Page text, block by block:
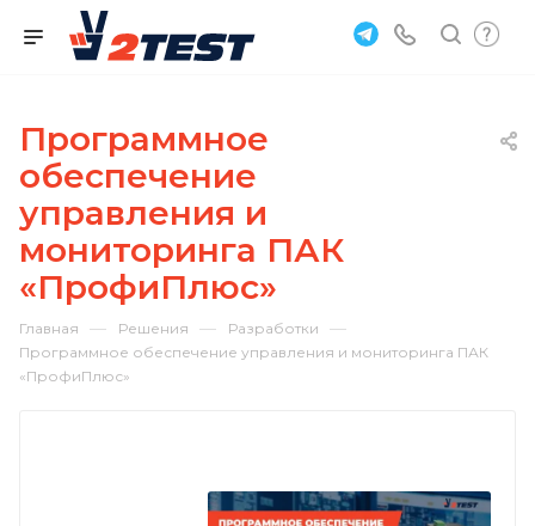
Программное
обеспечение
управления и
мониторинга ПАК
«ПрофиПлюс»
Главная — Решения — Разработки —
Программное обеспечение управления и мониторинга ПАК
«ПрофиПлюс»